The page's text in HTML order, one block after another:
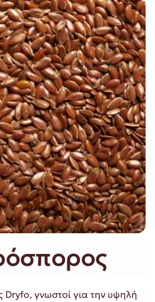
Dryfo, γνωστοί για την υψηλή